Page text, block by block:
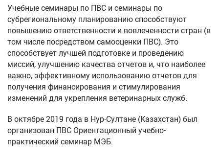
Учебные семинары по ПВС и семинары по
субрегиональному планированию способствуют
повышению ответственности и вовлеченности стран (в
том числе посредством самооценки ПВС). Это
способствует лучшей подготовке и проведению
миссий, улучшению качества отчетов и, что наиболее
важно, эффективному использованию отчетов для
получения финансирования и стимулирования
изменений для укрепления ветеринарных служб.
В октябре 2019 года в Нур-Султане (Казахстан) был
организован ПВС Ориентационный учебно-
практический семинар МЭБ.